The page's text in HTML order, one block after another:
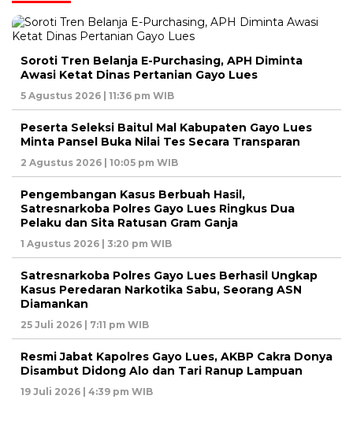
Soroti Tren Belanja E-Purchasing, APH Diminta
Awasi Ketat Dinas Pertanian Gayo Lues
5 Agustus 2026 | 11:36 pm WIB
Peserta Seleksi Baitul Mal Kabupaten Gayo Lues
Minta Pansel Buka Nilai Tes Secara Transparan
2 Agustus 2026 | 10:05 pm WIB
Pengembangan Kasus Berbuah Hasil,
Satresnarkoba Polres Gayo Lues Ringkus Dua
Pelaku dan Sita Ratusan Gram Ganja
1 Agustus 2026 | 3:20 pm WIB
Satresnarkoba Polres Gayo Lues Berhasil Ungkap
Kasus Peredaran Narkotika Sabu, Seorang ASN
Diamankan
25 Juli 2026 | 7:11 pm WIB
Resmi Jabat Kapolres Gayo Lues, AKBP Cakra Donya
Disambut Didong Alo dan Tari Ranup Lampuan
19 Juli 2026 | 4:39 pm WIB